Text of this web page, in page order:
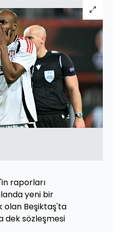
raporları
yeni bir
olan Beşiktaş'ta
dek sözleşmesi